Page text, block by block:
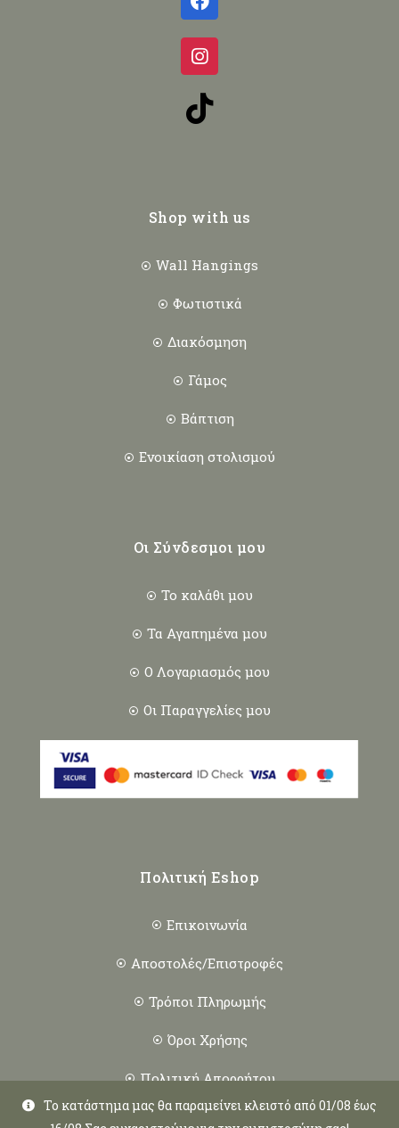
Το κατάστημα μας θα παραμείνει κλειστό από 01/08 έως
Shop with us
Wall Hangings
Φωτιστικά
Διακόσμηση
Γάμος
Βάπτιση
Ενοικίαση στολισμού
Οι Σύνδεσμοι μου
Το καλάθι μου
Τα Αγαπημένα μου
Ο Λογαριασμός μου
Οι Παραγγελίες μου
Πολιτική Eshop
Επικοινωνία
Αποστολές/Επιστροφές
Τρόποι Πληρωμής
Όροι Χρήσης
Πολιτική Απορρήτου
Πολιτική Cookies